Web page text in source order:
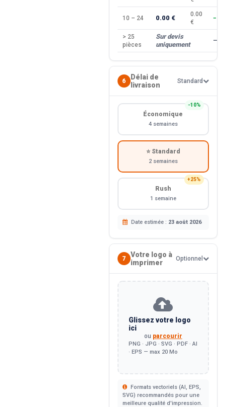
10 – 24 0.00 €
0.00
€
> 25
pièces
Sur devis
uniquement
—
6
Délai de
livraison
Standard
−10%
Économique
4 semaines
⭐ Standard
2 semaines
+25%
Rush
1 semaine
Date estimée : 23 août 2026
7
Votre logo à
imprimer
Optionnel
Glissez votre logo
ici
ou parcourir
PNG · JPG · SVG · PDF · AI
· EPS — max 20 Mo
Formats vectoriels (AI, EPS,
SVG) recommandés pour une
meilleure qualité d'impression.